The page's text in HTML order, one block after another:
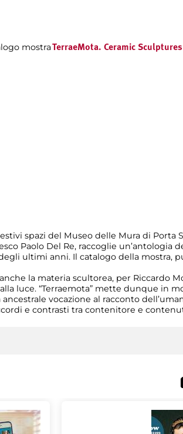
mostraTerraeMota. Ceramic
spazi del Museo delle Mura di Porta
Paolo Del Re, raccoglie un’antologia
ultimi anni. Il catalogo della mostra,
la materia scultorea, per Riccardo
luce. “Terraemota” mette dunque in
vocazione al racconto
e contrasti tra contenitore e